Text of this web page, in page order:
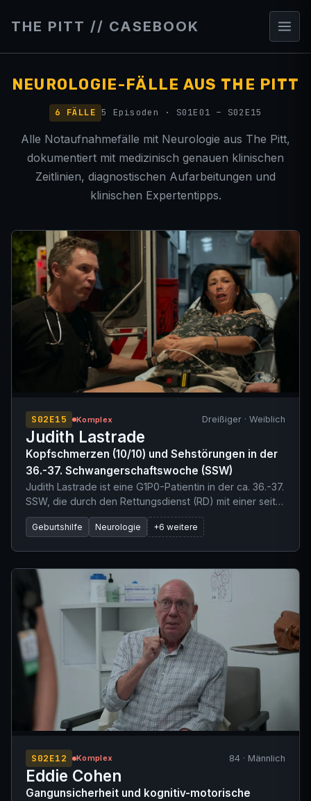
THE PITT // CASEBOOK
NEUROLOGIE-FÄLLE AUS THE PITT
6 FÄLLE 5 Episoden · S01E01 – S02E15
Alle Notaufnahmefälle mit Neurologie aus The Pitt,
dokumentiert mit medizinisch genauen klinischen
Zeitlinien, diagnostischen Aufarbeitungen und
klinischen Expertentipps.
S02E15 Komplex Dreißiger · Weiblich
Judith Lastrade
Kopfschmerzen (10/10) und Sehstörungen in der
36.-37. Schwangerschaftswoche (SSW)
Judith Lastrade ist eine G1P0-Patientin in der ca. 36.-37.
SSW, die durch den Rettungsdienst (RD) mit einer seit
zwei Tagen bestehenden Verschlechterung von
Kopfschmerzen vorgestellt wird. Die Kopfschmerzen
Ödemen einher. Die Patientin hat eine „unbegleitete
Schwangerschaft“ (Wild Pregnancy) ohne jegliche
pränatale Vorsorge durchlebt und plante eine
„Alleingeburt“ ohne medizinische Intervention. Die
Symptomatik war komplett refraktär auf die präklinische
Fentanyl-Gabe.
Geburtshilfe Neurologie +6 weitere
S02E12 Komplex 84 · Männlich
Eddie Cohen
Gangunsicherheit und kognitiv-motorische